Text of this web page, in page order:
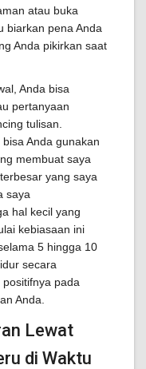
atau buka
biarkan pena Anda
Anda pikirkan saat
Anda bisa
pertanyaan
tulisan.
Anda gunakan
membuat saya
yang saya
saya
hal kecil yang
kebiasaan ini
5 hingga 10
secara
pada
Anda.
Lewat
di Waktu